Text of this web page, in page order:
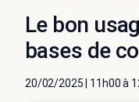
Le bon
bases de
20/02/2025 | 11h00 à